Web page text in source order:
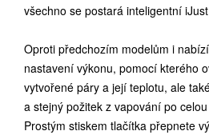
všechno se postará inteligentní
Oproti předchozím modelům i
nastavení výkonu, pomocí kterého
vytvořené páry a její teplotu, ale
a stejný požitek z vapování po
Prostým stiskem tlačítka přepnete